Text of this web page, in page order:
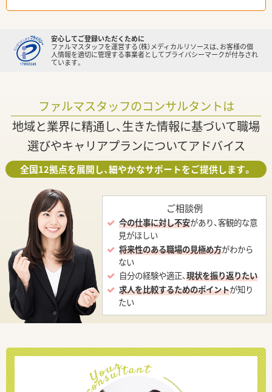
安心してご登録いただくために
ファルマスタッフを運営する（株）メディカルリソースは、お客様の個
人情報を適切に管理する事業者としてプライバシーマークが付与され
ています。
ファルマスタッフのコンサルタントは
地域と業界に精通し、生きた情報に基づいて職場
選びやキャリアプランについてアドバイス
全国12拠点を展開し、細やかなサポートをご提供します。
ご相談例
今の仕事に対し不安があり、客観的な意
見がほしい
将来性のある職場の見極め方がわから
ない
自分の経験や適正、現状を振り返りたい
求人を比較するためのポイントが知り
たい